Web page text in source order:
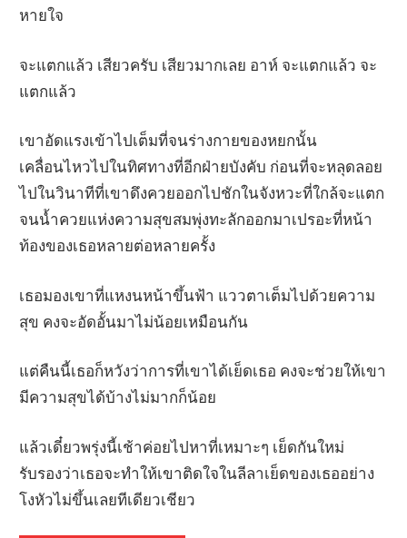
หายใจ
จะแตกแล้ว เสียวครับ เสียวมากเลย อาห์ จะแตกแล้ว จะ
แตกแล้ว
เขาอัดแรงเข้าไปเต็มที่จนร่างกายของหยกนั้น
เคลื่อนไหวไปในทิศทางที่อีกฝ่ายบังคับ ก่อนที่จะหลุดลอย
ไปในวินาทีที่เขาดึงควยออกไปชักในจังหวะที่ใกล้จะแตก
จนน้ำควยแห่งความสุขสมพุ่งทะลักออกมาเปรอะที่หน้า
ท้องของเธอหลายต่อหลายครั้ง
เธอมองเขาที่แหงนหน้าขึ้นฟ้า แววตาเต็มไปด้วยความ
สุข คงจะอัดอั้นมาไม่น้อยเหมือนกัน
แต่คืนนี้เธอก็หวังว่าการที่เขาได้เย็ดเธอ คงจะช่วยให้เขา
มีความสุขได้บ้างไม่มากก็น้อย
แล้วเดี๋ยวพรุ่งนี้เช้าค่อยไปหาที่เหมาะๆ เย็ดกันใหม่
รับรองว่าเธอจะทำให้เขาติดใจในลีลาเย็ดของเธออย่าง
โงหัวไม่ขึ้นเลยทีเดียวเชียว